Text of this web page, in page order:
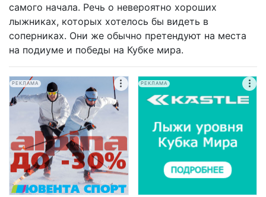
самого начала. Речь о невероятно хороших
лыжниках, которых хотелось бы видеть в
соперниках. Они же обычно претендуют на места
на подиуме и победы на Кубке мира.
РЕКЛАМА РЕКЛАМА